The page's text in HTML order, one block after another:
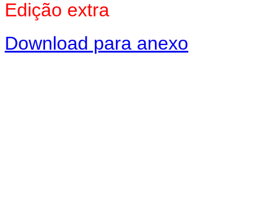
Edição extra
Download para anexo